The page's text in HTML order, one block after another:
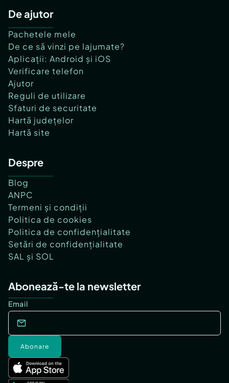
De ajutor
Pachetele mele
De ce să vinzi pe lajumate?
Aplicații: Android și iOS
Verificare telefon
Ajutor
Reguli de utilizare
Sfaturi de securitate
Hartă județelor
Hartă site
Despre
Blog
ANPC
Termeni și condiții
Politica de cookies
Politica de confidențialitate
Setări de confidențialitate
SAL și SOL
Abonează-te la newsletter
Email
Abonare